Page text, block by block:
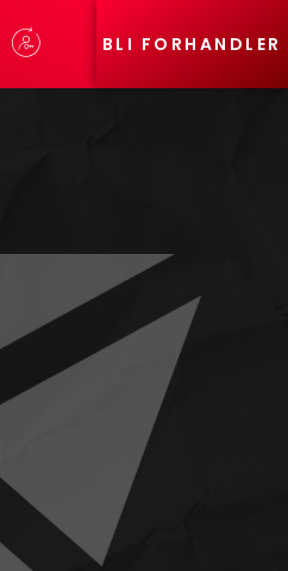
BLI FORHANDLER